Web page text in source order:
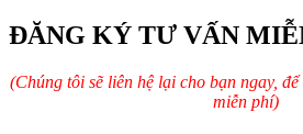
ĐĂNG KÝ TƯ VẤN
(Chúng tôi sẽ liên hệ lại cho bạn ngay,
miễn phí)